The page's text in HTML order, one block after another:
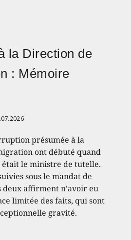
la Direction de
: Mémoire
présumée à la
ont débuté quand
était le ministre de tutelle.
sous le mandat de
deux affirment n’avoir eu
limitée des faits, qui sont
gravité.